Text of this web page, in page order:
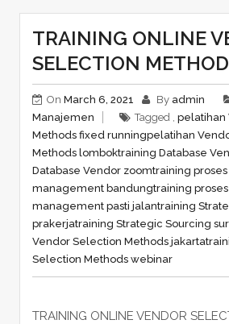
TRAINING ONLINE
SELECTION
On March 6, 2021 By admin
Manajemen
Tagged , pelatihan
Methods fixed runningpelatihan
Methods lomboktraining Database
Database Vendor zoomtraining
management bandungtraining
management pasti jalantraining
prakerjatraining Strategic Sourcing
Vendor Selection Methods jakarta
Selection Methods webinar
TRAINING ONLINE VENDOR